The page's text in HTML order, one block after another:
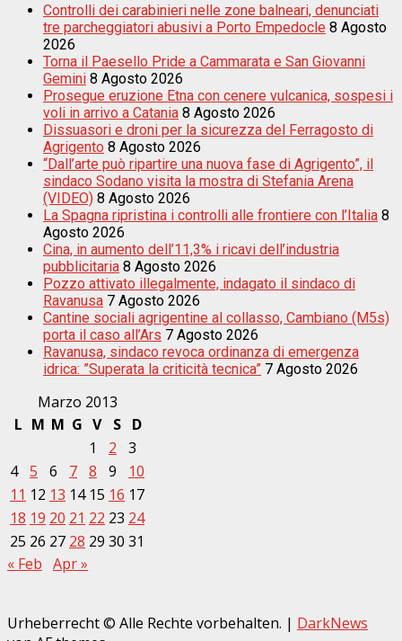
Controlli dei carabinieri nelle zone balneari, denunciati
tre parcheggiatori abusivi a Porto Empedocle 8 Agosto
2026
Torna il Paesello Pride a Cammarata e San Giovanni
Gemini 8 Agosto 2026
Prosegue eruzione Etna con cenere vulcanica, sospesi i
voli in arrivo a Catania 8 Agosto 2026
Dissuasori e droni per la sicurezza del Ferragosto di
Agrigento 8 Agosto 2026
“Dall’arte può ripartire una nuova fase di Agrigento”, il
sindaco Sodano visita la mostra di Stefania Arena
(VIDEO) 8 Agosto 2026
La Spagna ripristina i controlli alle frontiere con l’Italia 8
Agosto 2026
Cina, in aumento dell’11,3% i ricavi dell’industria
pubblicitaria 8 Agosto 2026
Pozzo attivato illegalmente, indagato il sindaco di
Ravanusa 7 Agosto 2026
Cantine sociali agrigentine al collasso, Cambiano (M5s)
porta il caso all’Ars 7 Agosto 2026
Ravanusa, sindaco revoca ordinanza di emergenza
idrica: ”Superata la criticità tecnica” 7 Agosto 2026
Marzo 2013
L M M G V S
D
1
2
3
4 5 6 7 8 9
10
11 12 13 14 15 16 17
18 19 20 21 22 23 24
25 26 27 28 29 30 31
« Feb Apr »
Urheberrecht © Alle Rechte vorbehalten. | DarkNews